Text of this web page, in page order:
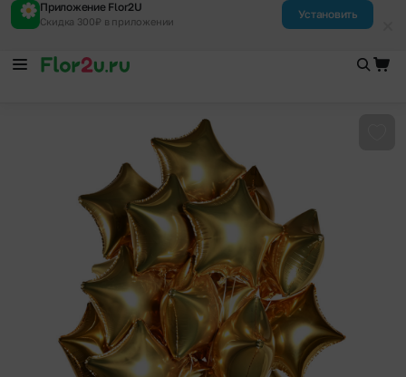
Приложение Flor2U
Скидка 300₽ в приложении
Установить